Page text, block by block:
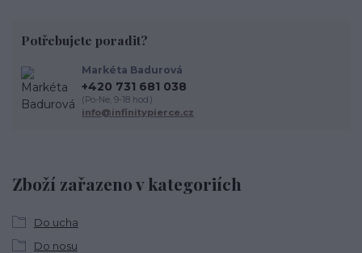
Zboží zařazeno v kategoriích
Do ucha
Do nosu
Potřebujete poradit?
Markéta Badurová
+420 731 681 038
(Po-Ne, 9-18 hod.)
info@infinitypierce.cz